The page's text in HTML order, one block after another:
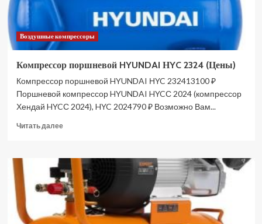
Воздушные компрессоры
Компрессор поршневой HYUNDAI НYC 2324 (Цены)
Компрессор поршневой HYUNDAI НYC 232413100 ₽
Поршневой компрессор HYUNDAI HYCС 2024 (компрессор
Хендай HYCС 2024), HYC 2024790 ₽ Возможно Вам...
Читать далееПрочитать
Компрессор
поршневой
HYUNDAI
НYC
2324
(Цены)